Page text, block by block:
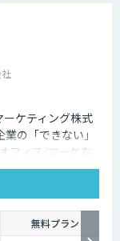
ケティング株式
の「できない」
フィス/マーケな
「AIを作る」ので
業の生産性を根
無料プラン